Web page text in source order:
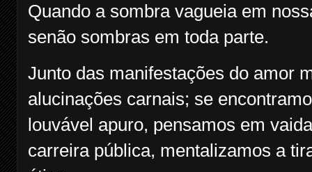
Quando a sombra vagueia em
senão sombras em toda parte.
Junto das manifestações do amor
alucinações carnais; se
louvável apuro, pensamos em
carreira pública, mentalizamos a